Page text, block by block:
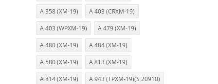
A 358 (XM-19) A 403 (CRXM-19)
A 403 (WPXM-19) A 479 (XM-19)
A 480 (XM-19) A 484 (XM-19)
A 580 (XM-19) A 813 (XM-19)
A 814 (XM-19) A 943 (TPXM-19)(S 20910)